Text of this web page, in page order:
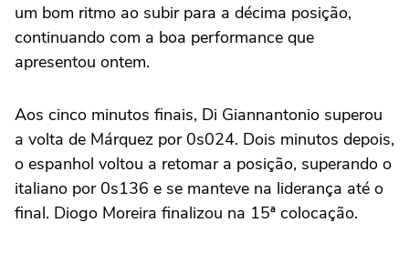
um bom ritmo ao subir para a décima posição,
continuando com a boa performance que
apresentou ontem.
Aos cinco minutos finais, Di Giannantonio superou
a volta de Márquez por 0s024. Dois minutos depois,
o espanhol voltou a retomar a posição, superando o
italiano por 0s136 e se manteve na liderança até o
final. Diogo Moreira finalizou na 15ª colocação.